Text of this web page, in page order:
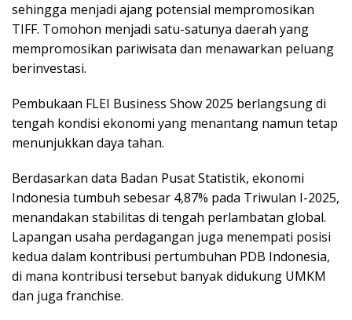
sehingga menjadi ajang potensial mempromosikan
TIFF. Tomohon menjadi satu-satunya daerah yang
mempromosikan pariwisata dan menawarkan peluang
berinvestasi.
Pembukaan FLEI Business Show 2025 berlangsung di
tengah kondisi ekonomi yang menantang namun tetap
menunjukkan daya tahan.
Berdasarkan data Badan Pusat Statistik, ekonomi
Indonesia tumbuh sebesar 4,87% pada Triwulan I-2025,
menandakan stabilitas di tengah perlambatan global.
Lapangan usaha perdagangan juga menempati posisi
kedua dalam kontribusi pertumbuhan PDB Indonesia,
di mana kontribusi tersebut banyak didukung UMKM
dan juga franchise.